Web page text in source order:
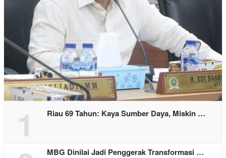
1 Riau 69 Tahun: Kaya Sumber Daya, Miskin …
MBG Dinilai Jadi Penggerak Transformasi …